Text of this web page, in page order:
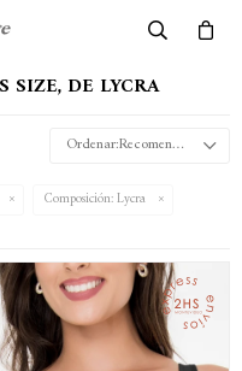
SIZE, DE LYCRA
Recomendados
Composición:Lycra